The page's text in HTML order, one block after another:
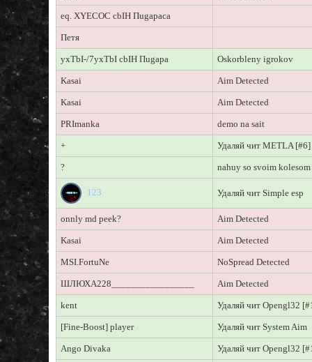
eq. XYECOC cbIH Пugapaca
Петя
yxTbI-/7yxTbI cbIH Пugapa Oskorbleny igrokov
Kasai Aim Detected
Kasai Aim Detected
PRImanka demo na sait
+ Удаляй чит METLA [#6]
? nahuy so svoim
123 Удаляй чит Simple esp
onnly md peek? Aim Detected
Kasai Aim Detected
MSI.FortuNe NoSpread Detected
ШЛЮХА228_________________ Aim Detected
kent Удаляй чит Opengl32
[Fine-Boost] player Удаляй чит System Aim
Ango Divaka Удаляй чит Opengl32